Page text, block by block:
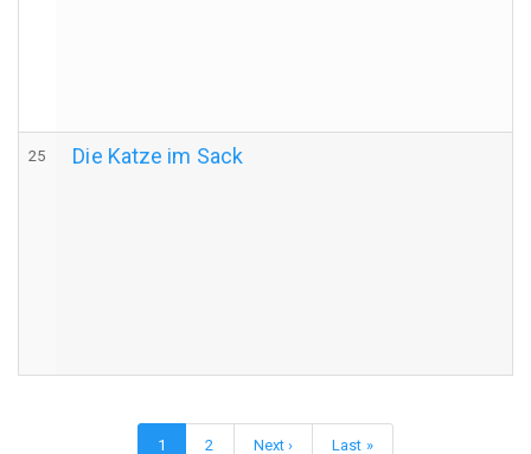
25 Die Katze im Sack
Seitennummerierung
Aktuelle
1 Page
2 Nächste
Next › Letzte
Last »